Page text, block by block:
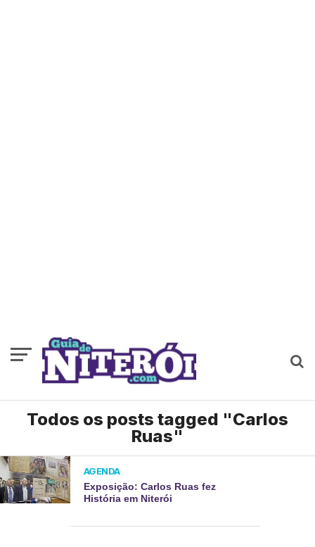
Todos os posts tagged "Carlos
Ruas"
AGENDA
Exposição: Carlos Ruas fez
História em Niterói